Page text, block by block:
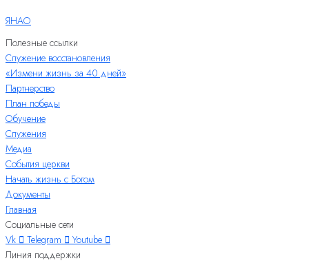
ЯНАО
Полезные ссылки
Служение восстановления
«Измени жизнь за 40 дней»
Партнерство
План победы
Обучение
Служения
Медиа
События церкви
Начать жизнь с Богом
Документы
Главная
Социальные сети
Vk
Telegram
Youtube
Линия поддержки